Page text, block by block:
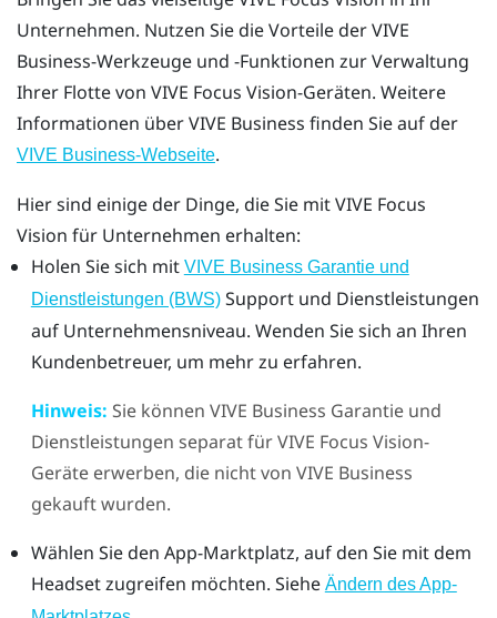
Unternehmen. Nutzen Sie die Vorteile derVIVE
Business-Werkzeuge und -Funktionen zur Verwaltung
Ihrer Flotte von VIVE Focus Vision-Geräten. Weitere
Informationen überVIVE Business finden Sie auf der
VIVE Business-Webseite.
Hier sind einige der Dinge, die Sie mitVIVE Focus
Vision für Unternehmen erhalten:
Holen Sie sich mit VIVE Business Garantie und
Dienstleistungen (BWS)Support und Dienstleistungen
auf Unternehmensniveau. Wenden Sie sich an Ihren
Kundenbetreuer, um mehr zu erfahren.
Hinweis: Sie können VIVE Business Garantie und
Dienstleistungen separat fürVIVE Focus Vision-
Geräte erwerben, die nicht von VIVE Business
gekauft wurden.
Wählen Sie den App-Marktplatz, auf den Sie mit dem
Headset zugreifen möchten. Siehe Ändern des App-